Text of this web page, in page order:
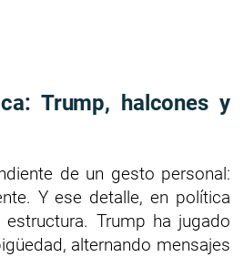
Trump, halcones y
de un gesto personal:
Y ese detalle, en política
estructura. Trump ha jugado
alternando mensajes